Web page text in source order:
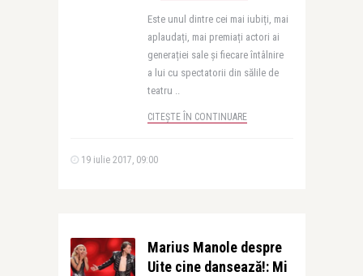
Este unul dintre cei mai iubiți, mai
aplaudați, mai premiați actori ai
generației sale și fiecare întâlnire
a lui cu spectatorii din sălile de
teatru ..
CITEȘTE ÎN CONTINUARE
19 iulie 2017, 09:00
Marius Manole despre
Uite cine dansează!: Mi